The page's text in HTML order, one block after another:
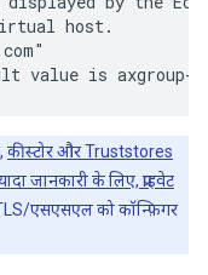
value is axgroup-
कीस्टोर और Truststores
जानकारी के लिए, प्राइवेट
एसएसएल को कॉन्फ़िगर